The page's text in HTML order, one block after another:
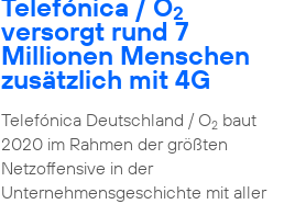
Telefónica / O2
versorgt rund 7
Millionen Menschen
zusätzlich mit 4G
Telefónica Deutschland / O2baut
2020 im Rahmen der größten
Netzoffensive in der
Unternehmensgeschichte mit aller